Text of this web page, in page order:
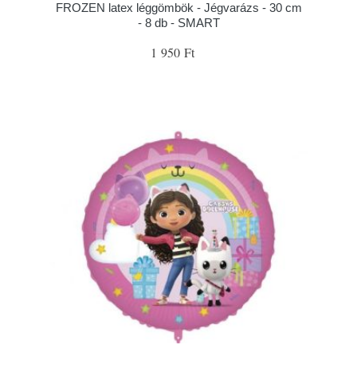
FROZEN latex léggömbök - Jégvarázs - 30 cm
- 8 db - SMART
1 950 Ft